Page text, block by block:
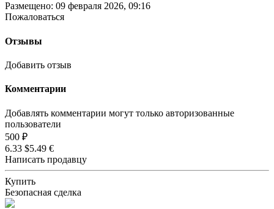
Размещено: 09 февраля 2026, 09:16
Пожаловаться
Отзывы
Добавить отзыв
Комментарии
Добавлять комментарии могут только авторизованные
пользователи
500 ₽
6.33 $5.49 €
Написать продавцу
Купить
Безопасная сделка